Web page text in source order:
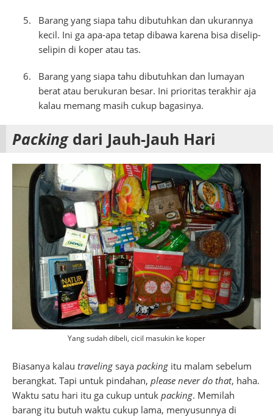
Barang yang siapa tahu dibutuhkan dan ukurannya
kecil. Ini ga apa-apa tetap dibawa karena bisa diselip-
selipin di koper atau tas.
Barang yang siapa tahu dibutuhkan dan lumayan
berat atau berukuran besar. Ini prioritas terakhir aja
kalau memang masih cukup bagasinya.
Packingdari Jauh-Jauh Hari
Yang sudah dibeli, cicil masukin ke koper
Biasanya kalau traveling saya packing itu malam sebelum
berangkat. Tapi untuk pindahan, please never do that, haha.
Waktu satu hari itu ga cukup untuk packing. Memilah
barang itu butuh waktu cukup lama, menyusunnya di